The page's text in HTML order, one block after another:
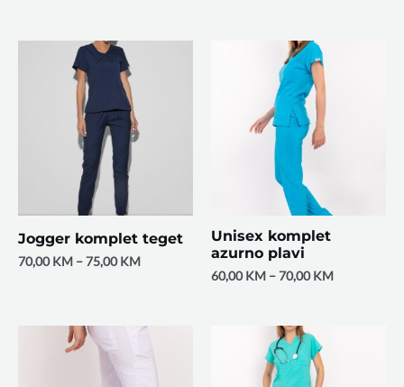
Jogger komplet teget
70,00KM –75,00KM
Unisex komplet
azurno plavi
60,00KM –70,00KM